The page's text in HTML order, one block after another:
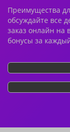
Преимущества
обсуждайте все
заказ онлайн на
бонусы за